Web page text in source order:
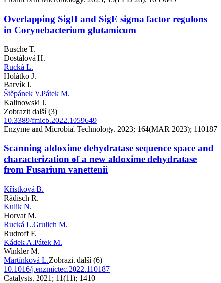
Overlapping SigH and SigE sigma factor regulons
in Corynebacterium glutamicum
Busche T.
Dostálová H.
Rucká L.
Holátko J.
Barvík I.
Štěpánek V.Pátek M.
Kalinowski J.
Zobrazit další (3)
10.3389/fmicb.2022.1059649
Enzyme and Microbial Technology. 2023; 164(MAR 2023); 110187
Scanning aldoxime dehydratase sequence space and
characterization of a new aldoxime dehydratase
from Fusarium vanettenii
Křístková B.
Rädisch R.
Kulik N.
Horvat M.
Rucká L.Grulich M.
Rudroff F.
Kádek A.Pátek M.
Winkler M.
Martínková L.Zobrazit další (6)
10.1016/j.enzmictec.2022.110187
Catalysts. 2021; 11(11); 1410